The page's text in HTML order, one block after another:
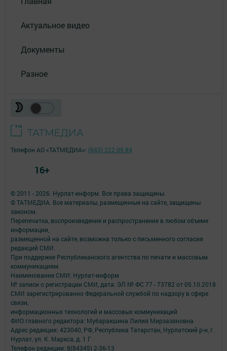
Актуальное видео
Документы
Разное
© 2011 - 2026. Нурлат-⁠информ. Все права защищены.
© ТАТМЕДИА. Все материалы, размещенные на сайте, защищены
законом.
Перепечатка, воспроизведение и распространение в любом объеме
информации,
размещенной на сайте, возможна только с письменного согласия
редакций СМИ.
При поддержке Республиканского агентства по печати и массовым
коммуникациям.
Наименование СМИ: Нурлат-⁠информ
№ записи о регистрации СМИ, дата: ЭЛ № ФС 77 -⁠ 73782 от 05.10.2018
СМИ зарегистрированно Федеральной службой по надзору в сфере
связи,
информационных технологий и массовых коммуникаций
ФИО главного редактора: Мубаракшина Лилия Мирзазяновна
Адрес редакции: 423040, РФ, Республика Татарстан, Нурлатский р-н, г.
Нурлат, ул. К. Маркса, д. 1 Г
Телефон редакции: 8(84345) 2-36-13
Телефон АО «ТАТМЕДИА»: (843) 222 09 84
16+